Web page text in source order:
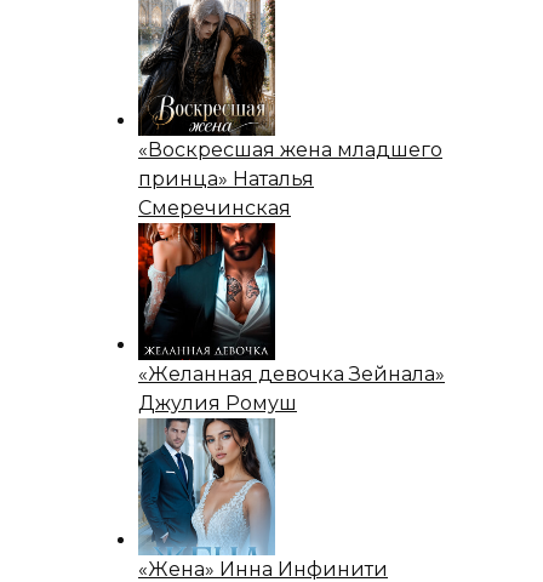
«Воскресшая жена младшего
принца» Наталья
Смеречинская
«Желанная девочка Зейнала»
Джулия Ромуш
«Жена» Инна Инфинити